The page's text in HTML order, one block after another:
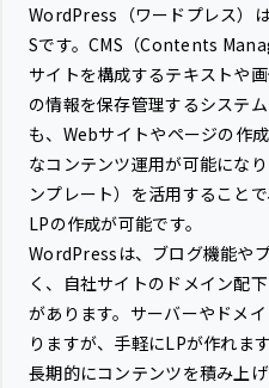
WordPress（ワードプレス）
Sです。CMS（Contents
サイトを構成するテキストや
の情報を保存管理するシステ
も、Webサイトやページの作
なコンテンツ運用が可能にな
ンプレート）を活用すること
LPの作成が可能です。
WordPressは、ブログ機能や
く、自社サイトのドメイン配
があります。サーバーやドメ
りますが、手軽にLPが作れます
長期的にコンテンツを積み上